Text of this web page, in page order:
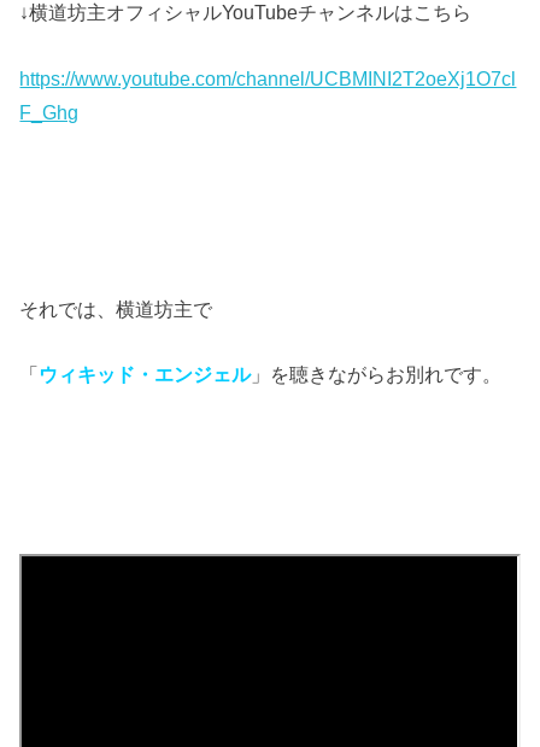
↓横道坊主オフィシャルYouTubeチャンネルはこちら
https://www.youtube.com/channel/UCBMINI2T2oeXj1O7cl
F_Ghg
それでは、横道坊主で
「ウィキッド・エンジェル」を聴きながらお別れです。